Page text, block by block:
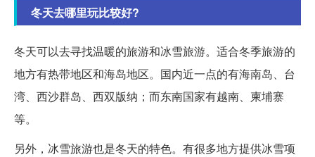
冬天去哪里玩比较好?
冬天可以去寻找温暖的旅游和冰雪旅游。适合冬季旅游的
地方有热带地区和海岛地区。国内近一点的有海南岛、台
湾、西沙群岛、西双版纳；而东南国家有越南、柬埔寨
等。
另外，冰雪旅游也是冬天的特色。有很多地方提供冰雪项